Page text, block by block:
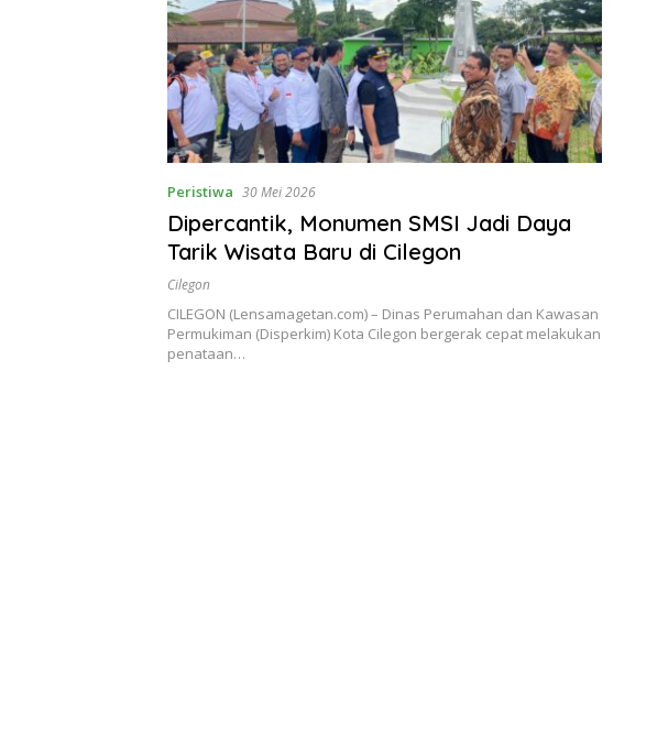
Peristiwa 30 Mei 2026
Dipercantik, Monumen SMSI Jadi Daya
Tarik Wisata Baru di Cilegon
Cilegon
CILEGON (Lensamagetan.com) – Dinas Perumahan dan Kawasan
Permukiman (Disperkim) Kota Cilegon bergerak cepat melakukan
penataan…